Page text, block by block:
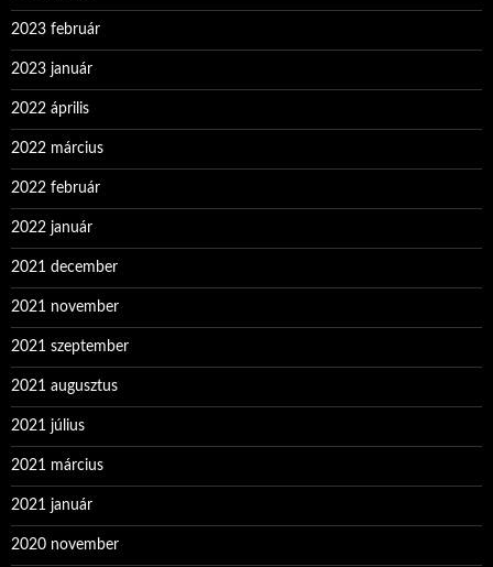
2023 február
2023 január
2022 április
2022 március
2022 február
2022 január
2021 december
2021 november
2021 szeptember
2021 augusztus
2021 július
2021 március
2021 január
2020 november